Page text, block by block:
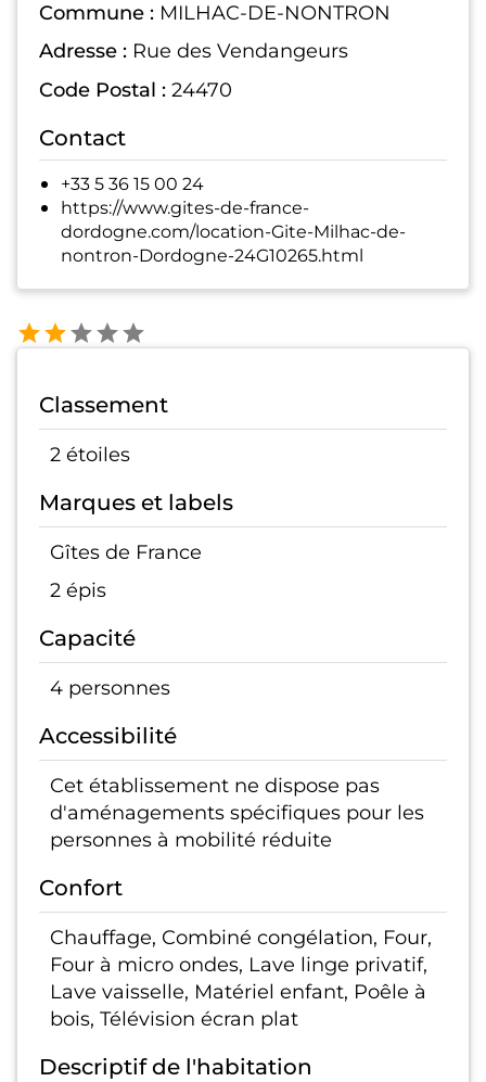
Commune : MILHAC-DE-NONTRON
Adresse : Rue des Vendangeurs
Code Postal : 24470
Contact
+33 5 36 15 00 24
https://www.gites-de-france-
dordogne.com/location-Gite-Milhac-de-
nontron-Dordogne-24G10265.html
Classement
2 étoiles
Marques et labels
Gîtes de France
2 épis
Capacité
4 personnes
Accessibilité
Cet établissement ne dispose pas
d'aménagements spécifiques pour les
personnes à mobilité réduite
Confort
Chauffage, Combiné congélation, Four,
Four à micro ondes, Lave linge privatif,
Lave vaisselle, Matériel enfant, Poêle à
bois, Télévision écran plat
Descriptif de l'habitation